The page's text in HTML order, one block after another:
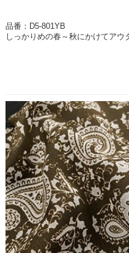
品番：D5-801YB
しっかりめの春～秋にかけてアウ